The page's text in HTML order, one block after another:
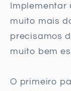
Implementar
muito mais
precisamos
muito bem
O primeiro